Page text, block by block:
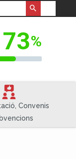
V
Convenis